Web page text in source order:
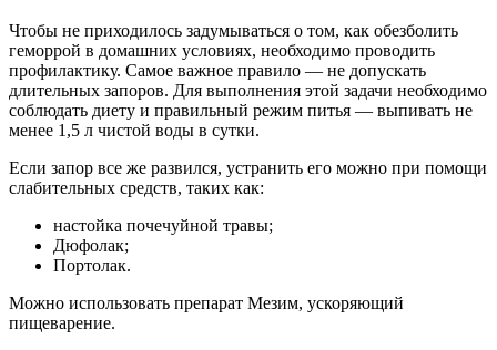
Чтобы не приходилось задумываться о том, как обезболить
геморрой в домашних условиях, необходимо проводить
профилактику. Самое важное правило — не допускать
длительных запоров. Для выполнения этой задачи необходимо
соблюдать диету и правильный режим питья — выпивать не
менее 1,5 л чистой воды в сутки.
Если запор все же развился, устранить его можно при помощи
слабительных средств, таких как:
настойка почечуйной травы;
Дюфолак;
Портолак.
Можно использовать препарат Мезим, ускоряющий
пищеварение.